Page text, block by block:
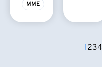
MME
1234